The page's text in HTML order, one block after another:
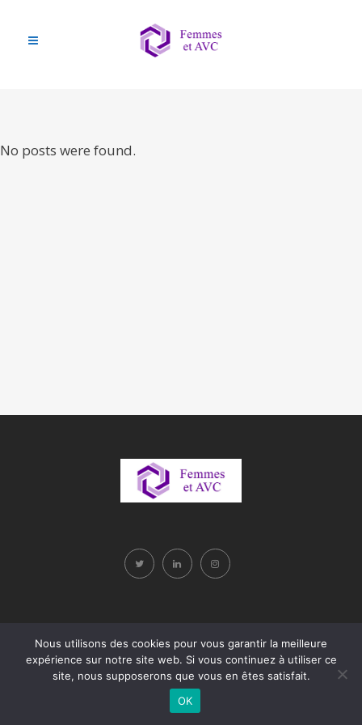
No posts were found.
Site développé par Sollerto
Nous utilisons des cookies pour vous garantir la meilleure
expérience sur notre site web. Si vous continuez à utiliser ce
site, nous supposerons que vous en êtes satisfait.
OK